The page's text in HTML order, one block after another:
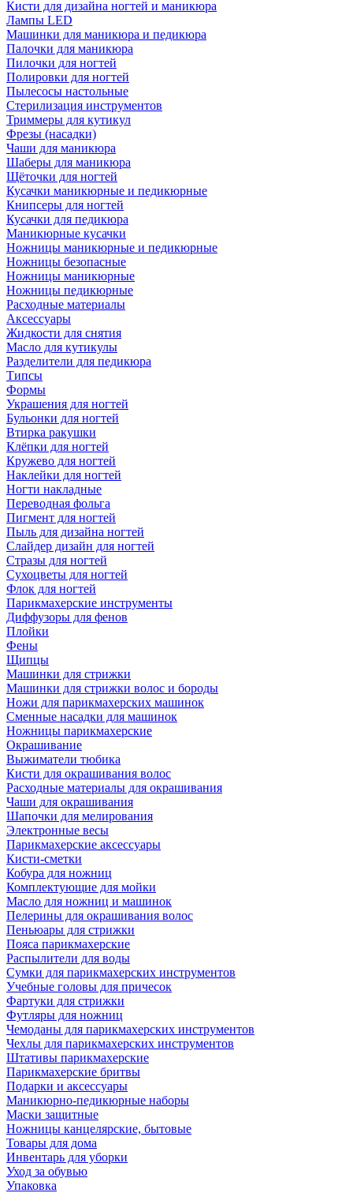
Кисти для дизайна ногтей и маникюра
Лампы LED
Машинки для маникюра и педикюра
Палочки для маникюра
Пилочки для ногтей
Полировки для ногтей
Пылесосы настольные
Стерилизация инструментов
Триммеры для кутикул
Фрезы (насадки)
Чаши для маникюра
Шаберы для маникюра
Щёточки для ногтей
Кусачки маникюрные и педикюрные
Книпсеры для ногтей
Кусачки для педикюра
Маникюрные кусачки
Ножницы маникюрные и педикюрные
Ножницы безопасные
Ножницы маникюрные
Ножницы педикюрные
Расходные материалы
Аксессуары
Жидкости для снятия
Масло для кутикулы
Разделители для педикюра
Типсы
Формы
Украшения для ногтей
Бульонки для ногтей
Втирка ракушки
Клёпки для ногтей
Кружево для ногтей
Наклейки для ногтей
Ногти накладные
Переводная фольга
Пигмент для ногтей
Пыль для дизайна ногтей
Слайдер дизайн для ногтей
Стразы для ногтей
Сухоцветы для ногтей
Флок для ногтей
Парикмахерские инструменты
Диффузоры для фенов
Плойки
Фены
Щипцы
Машинки для стрижки
Машинки для стрижки волос и бороды
Ножи для парикмахерских машинок
Сменные насадки для машинок
Ножницы парикмахерские
Окрашивание
Выжиматели тюбика
Кисти для окрашивания волос
Расходные материалы для окрашивания
Чаши для окрашивания
Шапочки для мелирования
Электронные весы
Парикмахерские аксессуары
Кисти-сметки
Кобура для ножниц
Комплектующие для мойки
Масло для ножниц и машинок
Пелерины для окрашивания волос
Пеньюары для стрижки
Пояса парикмахерские
Распылители для воды
Сумки для парикмахерских инструментов
Учебные головы для причесок
Фартуки для стрижки
Футляры для ножниц
Чемоданы для парикмахерских инструментов
Чехлы для парикмахерских инструментов
Штативы парикмахерские
Парикмахерские бритвы
Подарки и аксессуары
Маникюрно-педикюрные наборы
Маски защитные
Ножницы канцелярские, бытовые
Товары для дома
Инвентарь для уборки
Уход за обувью
Упаковка